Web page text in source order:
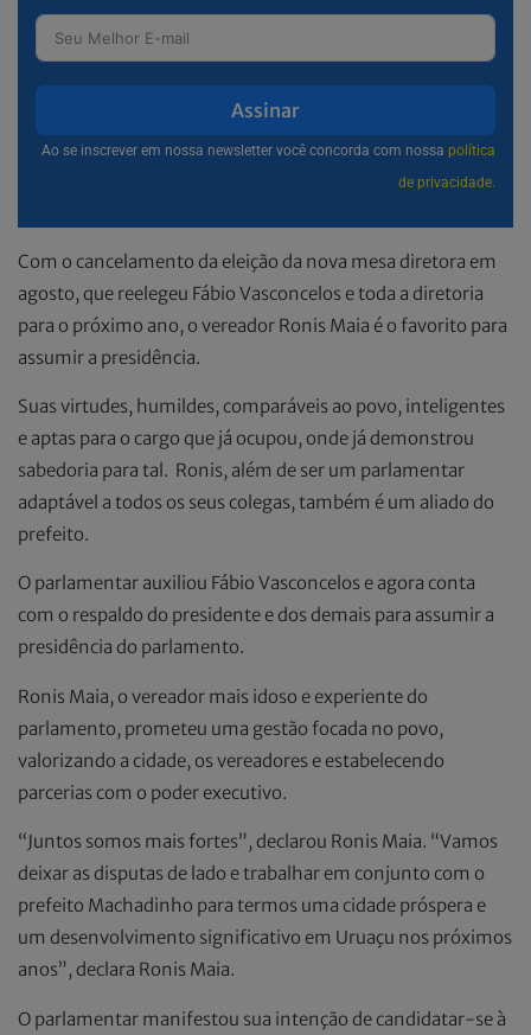
Assinar
Ao se inscrever em nossa newsletter você concorda com nossa política
de privacidade.
Com o cancelamento da eleição da nova mesa diretora em
agosto, que reelegeu Fábio Vasconcelos e toda a diretoria
para o próximo ano, o vereador Ronis Maia é o favorito para
assumir a presidência.
Suas virtudes, humildes, comparáveis ao povo, inteligentes
e aptas para o cargo que já ocupou, onde já demonstrou
sabedoria para tal. Ronis, além de ser um parlamentar
adaptável a todos os seus colegas, também é um aliado do
prefeito.
O parlamentar auxiliou Fábio Vasconcelos e agora conta
com o respaldo do presidente e dos demais para assumir a
presidência do parlamento.
Ronis Maia, o vereador mais idoso e experiente do
parlamento, prometeu uma gestão focada no povo,
valorizando a cidade, os vereadores e estabelecendo
parcerias com o poder executivo.
“Juntos somos mais fortes”, declarou Ronis Maia. “Vamos
deixar as disputas de lado e trabalhar em conjunto com o
prefeito Machadinho para termos uma cidade próspera e
um desenvolvimento significativo em Uruaçu nos próximos
anos”, declara Ronis Maia.
O parlamentar manifestou sua intenção de candidatar-se à